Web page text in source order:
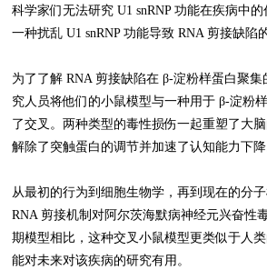
科学家们无法研究 U1 snRNP 功能在疾病中
一种扰乱 U1 snRNP 功能导致 RNA 剪接缺陷
为了了解 RNA 剪接缺陷在 β-淀粉样蛋白聚
究人员将他们的小鼠模型与一种用于 β-淀粉
了交叉。两种类型的毒性损伤一起重塑了大
解除了突触蛋白的调节并加速了认知能力下降
从最初的行为到细胞生物学，再到现在的分
RNA 剪接机制对阿尔茨海默病神经元兴奋性
期模型相比，这种交叉小鼠模型更类似于人
能对未来对该疾病的研究有用。